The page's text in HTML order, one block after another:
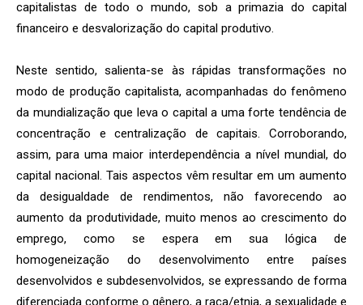
capitalistas de todo o mundo, sob a primazia do capital
financeiro e desvalorização do capital produtivo.
Neste sentido, salienta-se às rápidas transformações no
modo de produção capitalista, acompanhadas do fenômeno
da mundialização que leva o capital a uma forte tendência de
concentração e centralização de capitais. Corroborando,
assim, para uma maior interdependência a nível mundial, do
capital nacional. Tais aspectos vêm resultar em um aumento
da desigualdade de rendimentos, não favorecendo ao
aumento da produtividade, muito menos ao crescimento do
emprego, como se espera em sua lógica de
homogeneização do desenvolvimento entre países
desenvolvidos e subdesenvolvidos, se expressando de forma
diferenciada conforme o gênero, a raça/etnia, a sexualidade e